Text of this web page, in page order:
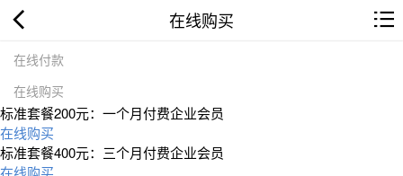
在线购买
在线付款
在线购买
标准套餐200元：一个月付费企业会员
在线购买
标准套餐400元：三个月付费企业会员
在线购买